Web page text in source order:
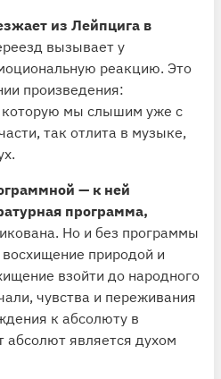
симфония ре минор
оркестр)
24 минуты
из Лейпцига в
вызывает у
реакцию. Это
произведения:
которую мы слышим уже с
так отлита в музыке,
— к ней
программа,
Но и без программы
природой и
взойти до народного
чувства и переживания
к абсолюту в
абсолют является духом